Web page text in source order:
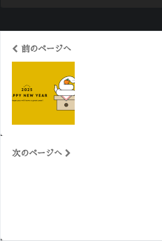
前のページへ
次のページへ